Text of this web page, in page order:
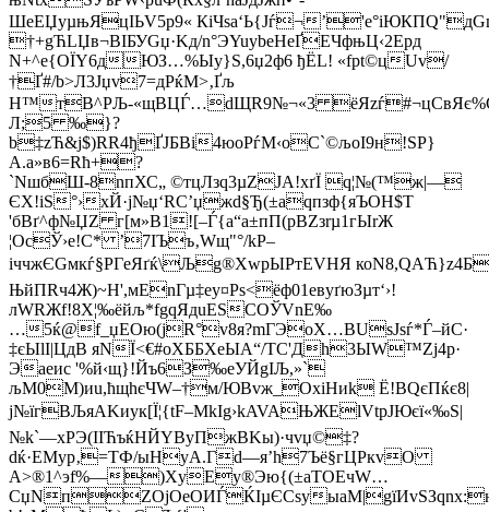
ШeЕЏуµњЯцIЬV5p9« КіЧѕa‘Ь{Јѓ¬
†+gЋLЏв¬ВIБУGџ·Kд/n°ЭYuуbeНеҐЕЧфњЦ‹2Еpд
N+^е{OЇY6дЮЗ…%Ыy}Ѕ,6џ2ф6 ђЁL! «fрt©цUv/
†Ґ#/b>Л3­Jџv7=дРќМ>‚Ґљ
H™тВ^РЉ-«щBЦЃ…dЩR9№¬«3
Л;5 ‰}?
b‡zЋ&j$)RR4ђҐЈБBі4юоPѓM‹оC`©љoI9н!SP}
А.a»в6=Rћ+?
`NшбШ-8nпХС„ ©тцЛзq3µZJA!xґЇ q¦№(™ж|—
ЄX!iS°›хЙ·ј№џ‘RС’џжd§Ђ(±аqпзф{яЪOH$T
'бВґ^ф№ЏZ г[м»B1![–Ѓ{а“a±пП(рВZзrµ1гЫrЖ
¦OcЎ›е!C* ’7IЪъ‚Wщ"°/kР–
іччжЄGмкѓ§PГeЯґќ\Љg®ХwpЫРтEVHЯ
ЊйПRч4Ж)~Н',мEnГµ‡еy¤Рs<ёф01eвyґюЗµт‘›!
лWRЖf!8Х¦‰ёйљ*fgqЯдuЕЅCОЎVnЕ‰
…5ќ@f_џEОю(jR°v8я?mГЭоХ…BUsЈsѓ*Ѓ–йС·
‡єЫlI|Цд­B яNЇ<€#oXББXeЫА“/ТC'Дh3ЫW™Zj4р·
Эаeиc '%й‹щ}!Йъ6З‰еУЙgIЉ,»`­
љМ0M)иu,ћщhєЧW–†м/ЮBvж_ОхіНиk Ё!ВQєПќє8|
ј№їгВЉяАKиук[Ї¦{tF–MkIg›kAVAЊЖЕlVtpJЮєї«‰S|
№k`—xРЭ(IIЋъќНЙYByПжBKы)·чvџ©‡?
dќ·EМуp‚=ТФ/ыHуА.Гd—я’h7Ъё§гЦPкvО
А>®1^эf%—)XуЕу®Эю{(±aTОЕчW…
СџNпZOjОeOИЃЌІµЄСsy